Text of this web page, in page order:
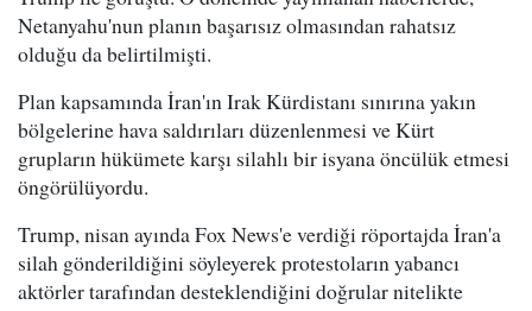
Netanyahu'nun planın başarısız olmasından rahatsız
olduğu da belirtilmişti.
Plan kapsamında İran'ın Irak Kürdistanı sınırına yakın
bölgelerine hava saldırıları düzenlenmesi ve Kürt
grupların hükümete karşı silahlı bir isyana öncülük etmesi
öngörülüyordu.
Trump, nisan ayında Fox News'e verdiği röportajda İran'a
silah gönderildiğini söyleyerek protestoların yabancı
aktörler tarafından desteklendiğini doğrular nitelikte